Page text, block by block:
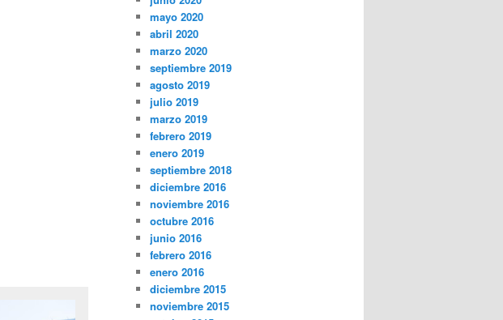
mayo 2020
abril 2020
marzo 2020
septiembre 2019
agosto 2019
julio 2019
marzo 2019
febrero 2019
enero 2019
septiembre 2018
diciembre 2016
noviembre 2016
octubre 2016
junio 2016
febrero 2016
enero 2016
diciembre 2015
noviembre 2015